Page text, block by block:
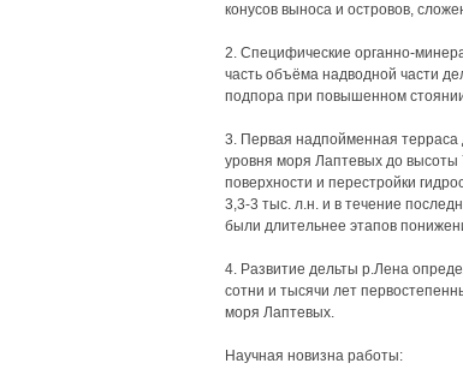
конусов выноса и островов,
2. Специфические органно-
часть объёма надводной части
подпора при повышенном
3. Первая надпойменная
уровня моря Лаптевых до высоты
поверхности и перестройки
3,3-3 тыс. л.н. и в течение
были длительнее этапов
4. Развитие дельты р.Лена
сотни и тысячи лет
моря Лаптевых.
Научная новизна работы: